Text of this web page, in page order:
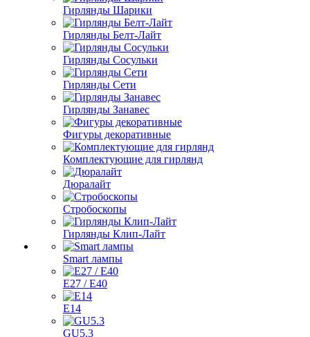
Гирлянды Шарики
Гирлянды Белт-Лайт
Гирлянды Сосульки
Гирлянды Сети
Гирлянды Занавес
Фигуры декоративные
Комплектующие для гирлянд
Дюралайт
Стробоскопы
Гирлянды Клип-Лайт
Smart лампы
E27 / E40
E14
GU5.3